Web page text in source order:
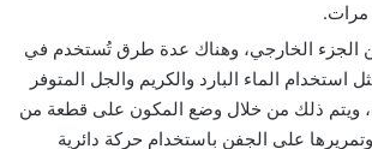
مرات.
الجزء الخارجي، وهناك عدة طرق تُستخدم في
استخدام الماء البارد والكريم والجل المتوفر
ويتم ذلك من خلال وضع المكون على قطعة من
على الجفن باستخدام حركة دائرية